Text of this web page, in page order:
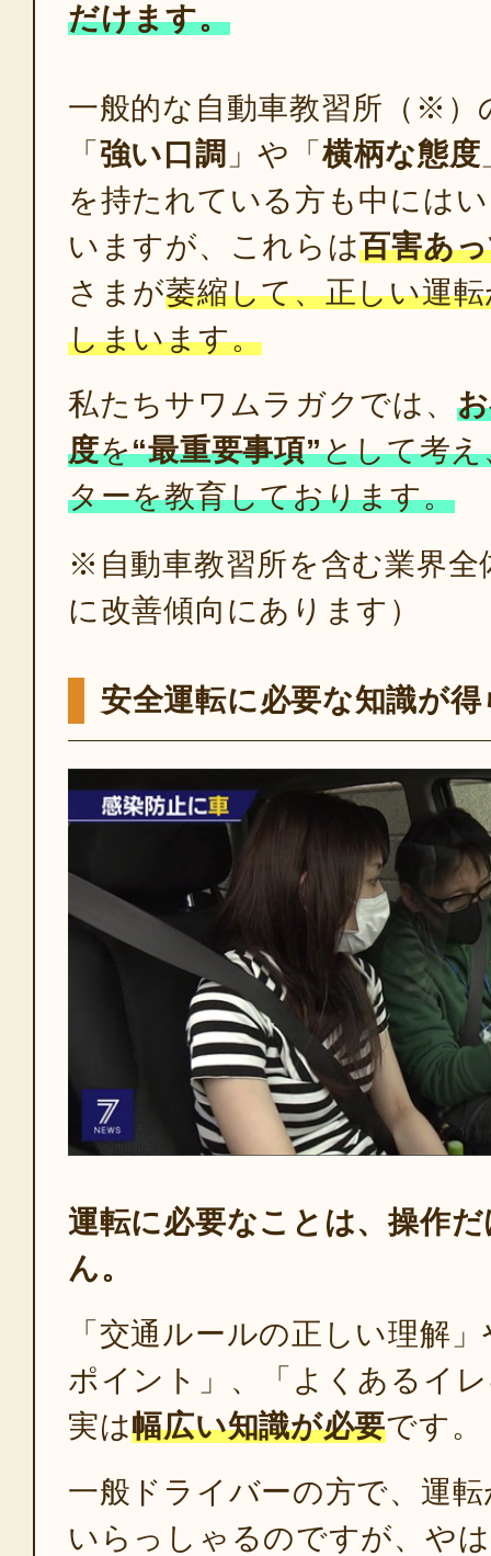
だけます。
一般的な自動車教習所（※）
「 強い口調 」や「 横柄な態度
を持たれている方も中には
いますが、これらは百害あ
さまが萎縮して、正しい運
しまいます。
私たちサワムラガクでは、
度を“最重要事項”として考
ターを教育しております。
※自動車教習所を含む業界全
に改善傾向にあります）
安全運転に必要な知識が
運転に必要なことは、操作
ん。
「交通ルールの正しい理解
ポイント」、「よくあるイ
実は幅広い知識が必要です。
一般ドライバーの方で、運
いらっしゃるのですが、や